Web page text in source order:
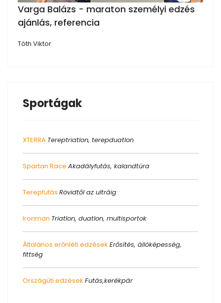
Varga Balázs - maraton személyi edzés
ajánlás, referencia
Tóth Viktor
Sportágak
XTERRA Tereptriatlon, terepduatlon
Spartan Race Akadályfutás, kalandtúra
Terepfutás Rövidtől az ultráig
Ironman Triatlon, duatlon, multisportok
Általános erőnléti edzések Erősítés, állóképesség,
fittség
Országúti edzések Futás,kerékpár